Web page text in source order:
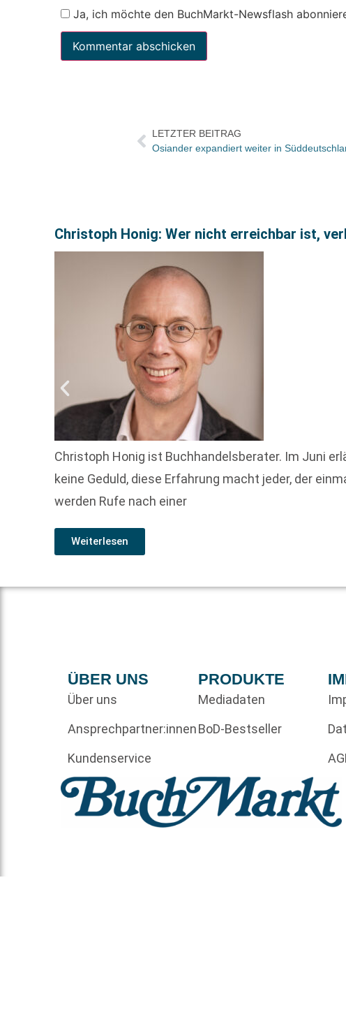
Ja, ich möchte den BuchMarkt-Newsflash
LETZTER BEITRAG
Osiander expandiert weiter in
Christoph Honig: Wer nicht erreichbar ist,
Christoph Honig ist Buchhandelsberater. Im Juni
keine Geduld, diese Erfahrung macht jeder, der
werden Rufe nach einer
Weiterlesen
ÜBER UNS
Über uns
Ansprechpartner:innen
Kundenservice
PRODUKTE
Mediadaten
BoD-Bestseller